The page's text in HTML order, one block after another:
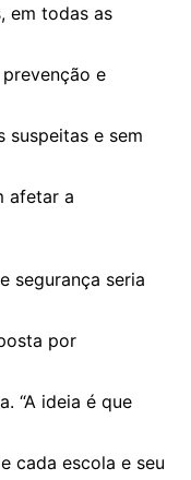
em todas as
e
suspeitas e sem
afetar a
segurança seria
por
“A ideia é que
cada escola e seu